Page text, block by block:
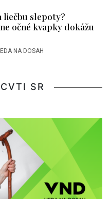
liečbu slepoty?
očné kvapky dokážu
NA DOSAH
SR